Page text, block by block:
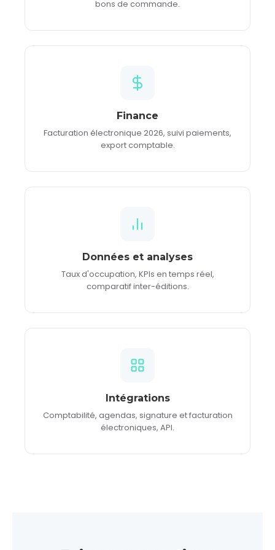
bons de commande.
Finance
Facturation électronique 2026, suivi paiements,
export comptable.
Données et analyses
Taux d'occupation, KPIs en temps réel,
comparatif inter-éditions.
Intégrations
Comptabilité, agendas, signature et facturation
électroniques, API.